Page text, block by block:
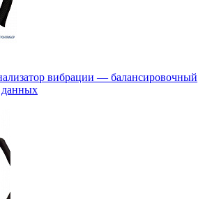
вибрации — балансировочный